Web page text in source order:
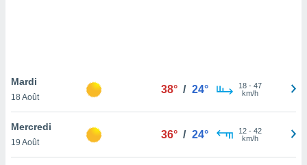
notre
que
Mardi
18 Août
38° / 24° 18- 47
km/h
Mercredi
19 Août
36° / 24° 12- 42
km/h